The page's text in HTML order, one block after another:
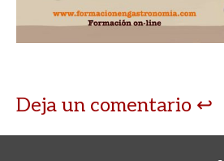
Deja un comentario